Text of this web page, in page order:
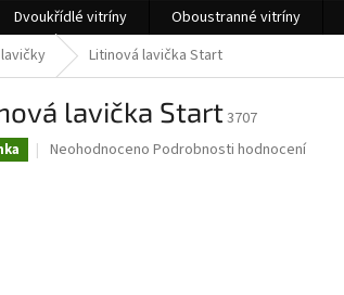
Dvoukřídlé vitríny Oboustranné vitríny
Litinová lavička Start
lavička Start3707
Průměrné
Neohodnoceno Podrobnosti hodnocení